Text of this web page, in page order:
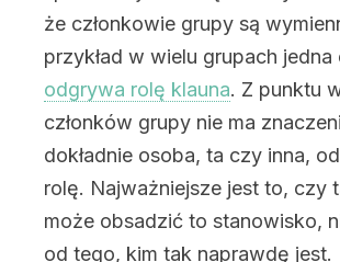
że członkowie grupy są
przykład w wielu grupach jedna
odgrywa rolę klauna. Z punktu
członków grupy nie ma
dokładnie osoba, ta czy inna,
rolę. Najważniejsze jest to, czy
może obsadzić to stanowisko,
od tego, kim tak naprawdę jest.